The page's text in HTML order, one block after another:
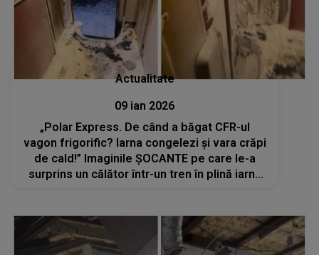
Actualitate
09 ian 2026
„Polar Express. De când a băgat CFR-ul
vagon frigorific? Iarna congelezi și vara crăpi
de cald!” Imaginile ȘOCANTE pe care le-a
surprins un călător într-un tren în plină iarnă